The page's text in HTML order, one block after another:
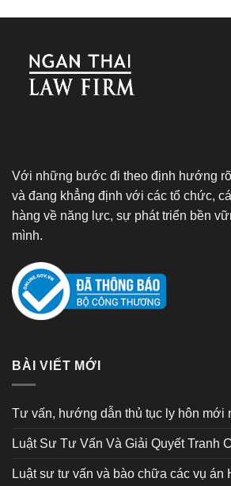
Với những bước đi theo định hướng
và đang khẳng định với các tổ chức,
hàng về năng lực, sự phát triển bền
mình.
BÀI VIẾT MỚI
Tư vấn, hướng dẫn thủ tục ly hôn mới
Luật Sư Tư Vấn Và Giải Quyết Tranh
Luật sư tư vấn và bào chữa các vụ án